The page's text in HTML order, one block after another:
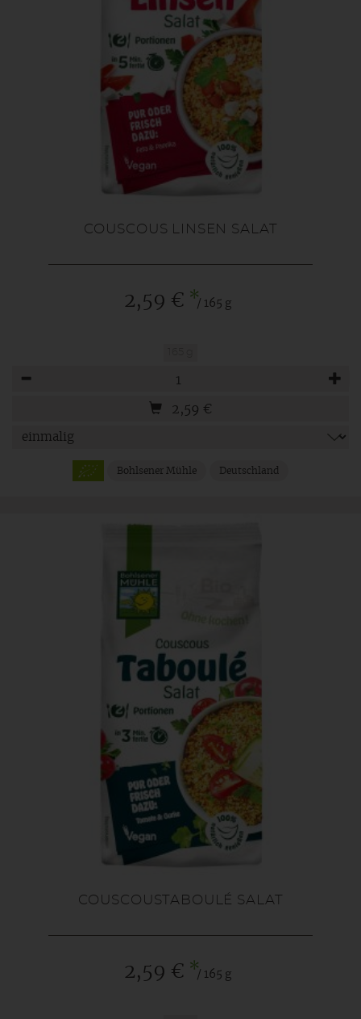
COUSCOUS LINSEN SALAT
2,59 € */ 165 g
2,59 €
Bohlsener Mühle Deutschland
COUSCOUSTABOULÉ SALAT
2,59 € */ 165 g